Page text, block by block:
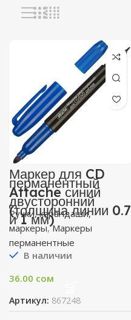
Маркер для CD
перманентный
Attache синий
двусторонний
(толщина линии 0.7
и 1 мм)
Ручки, карандаши,
маркеры,Маркеры
перманентные
В наличии
36.00 сом
Артикул: 867248